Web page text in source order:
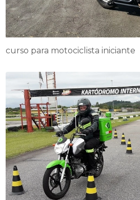
curso para motociclista iniciante